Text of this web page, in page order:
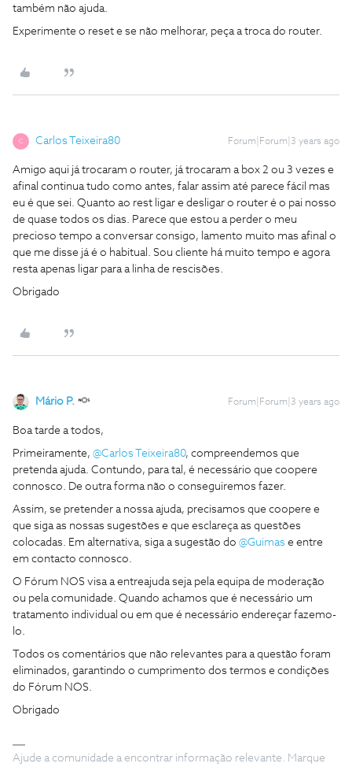
também não ajuda.
Experimente o reset e se não melhorar, peça a troca do router.
C Carlos Teixeira80 Forum|Forum|3 years ago
Amigo aqui já trocaram o router, já trocaram a box 2 ou 3 vezes e
afinal continua tudo como antes, falar assim até parece fácil mas
eu é que sei. Quanto ao rest ligar e desligar o router é o pai nosso
de quase todos os dias. Parece que estou a perder o meu
precioso tempo a conversar consigo, lamento muito mas afinal o
que me disse já é o habitual. Sou cliente há muito tempo e agora
resta apenas ligar para a linha de rescisões.
Obrigado
Mário P. Forum|Forum|3 years ago
Boa tarde a todos,
Primeiramente, @Carlos Teixeira80, compreendemos que
pretenda ajuda. Contundo, para tal, é necessário que coopere
connosco. De outra forma não o conseguiremos fazer.
Assim, se pretender a nossa ajuda, precisamos que coopere e
que siga as nossas sugestões e que esclareça as questões
colocadas. Em alternativa, siga a sugestão do @Guimas e entre
em contacto connosco.
O Fórum NOS visa a entreajuda seja pela equipa de moderação
ou pela comunidade. Quando achamos que é necessário um
tratamento individual ou em que é necessário endereçar fazemo-
lo.
Todos os comentários que não relevantes para a questão foram
eliminados, garantindo o cumprimento dos termos e condições
do Fórum NOS.
Obrigado
Ajude a comunidade a encontrar informação relevante. Marque